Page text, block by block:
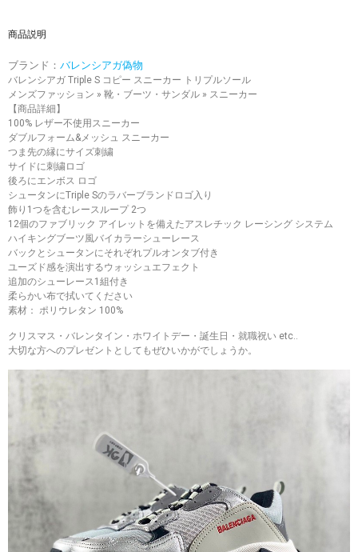
商品説明
ブランド： バレンシアガ偽物
バレンシアガ Triple S コピー スニーカー トリプルソール
メンズファッション » 靴・ブーツ・サンダル » スニーカー
【商品詳細】
100% レザー不使用スニーカー
ダブルフォーム&メッシュ スニーカー
つま先の縁にサイズ刺繍
サイドに刺繍ロゴ
後ろにエンボス ロゴ
シュータンにTriple Sのラバーブランドロゴ入り
飾り1つを含むレースループ 2つ
12個のファブリック アイレットを備えたアスレチック レーシング システム
ハイキングブーツ風バイカラーシューレース
バックとシュータンにそれぞれプルオンタブ付き
ユーズド感を演出するウォッシュエフェクト
追加のシューレース1組付き
柔らかい布で拭いてください
素材： ポリウレタン 100%
クリスマス・バレンタイン・ホワイトデー・誕生日・就職祝い etc..
大切な方へのプレゼントとしてもぜひいかがでしょうか。